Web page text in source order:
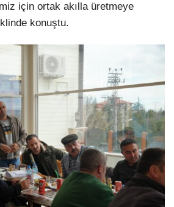
için ortak akılla üretmeye
konuştu.